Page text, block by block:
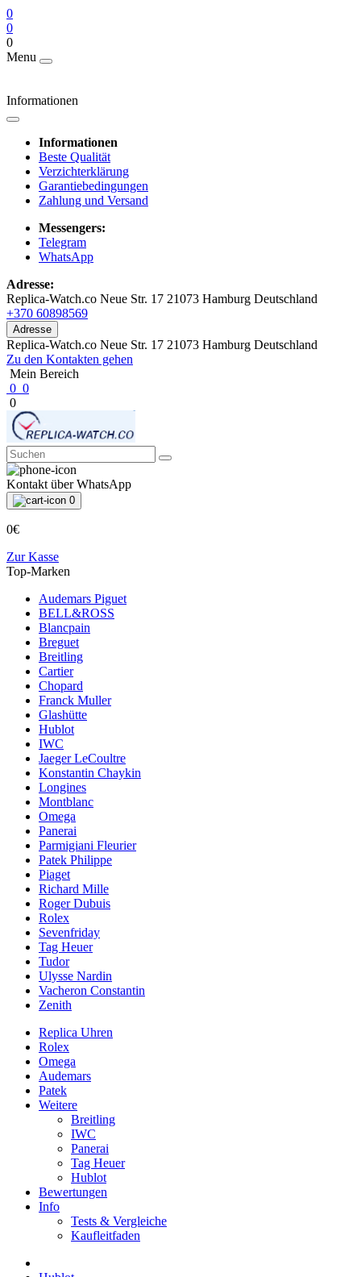
0
0
0
Menu
Informationen
Informationen
Beste Qualität
Verzichterklärung
Garantiebedingungen
Zahlung und Versand
Messengers:
Telegram
WhatsApp
Adresse:
Replica-Watch.co Neue Str. 17 21073 Hamburg Deutschland
+370 60898569
Adresse
Replica-Watch.co Neue Str. 17 21073 Hamburg Deutschland
Zu den Kontakten gehen
Mein Bereich
0 0
0
Kontakt über WhatsApp
0
0€
Zur Kasse
Top-Marken
Audemars Piguet
BELL&ROSS
Blancpain
Breguet
Breitling
Cartier
Chopard
Franck Muller
Glashütte
Hublot
IWC
Jaeger LeCoultre
Konstantin Chaykin
Longines
Montblanc
Omega
Panerai
Parmigiani Fleurier
Patek Philippe
Piaget
Richard Mille
Roger Dubuis
Rolex
Sevenfriday
Tag Heuer
Tudor
Ulysse Nardin
Vacheron Constantin
Zenith
Replica Uhren
Rolex
Omega
Audemars
Patek
Weitere
Breitling
IWC
Panerai
Tag Heuer
Hublot
Bewertungen
Info
Tests & Vergleiche
Kaufleitfaden